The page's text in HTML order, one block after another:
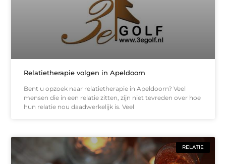
Relatietherapie volgen in Apeldoorn
Bent u opzoek naar relatietherapie in Apeldoorn? Veel
mensen die in een relatie zitten, zijn niet tevreden over hoe
hun relatie nou daadwerkelijk is. Veel
RELATIE